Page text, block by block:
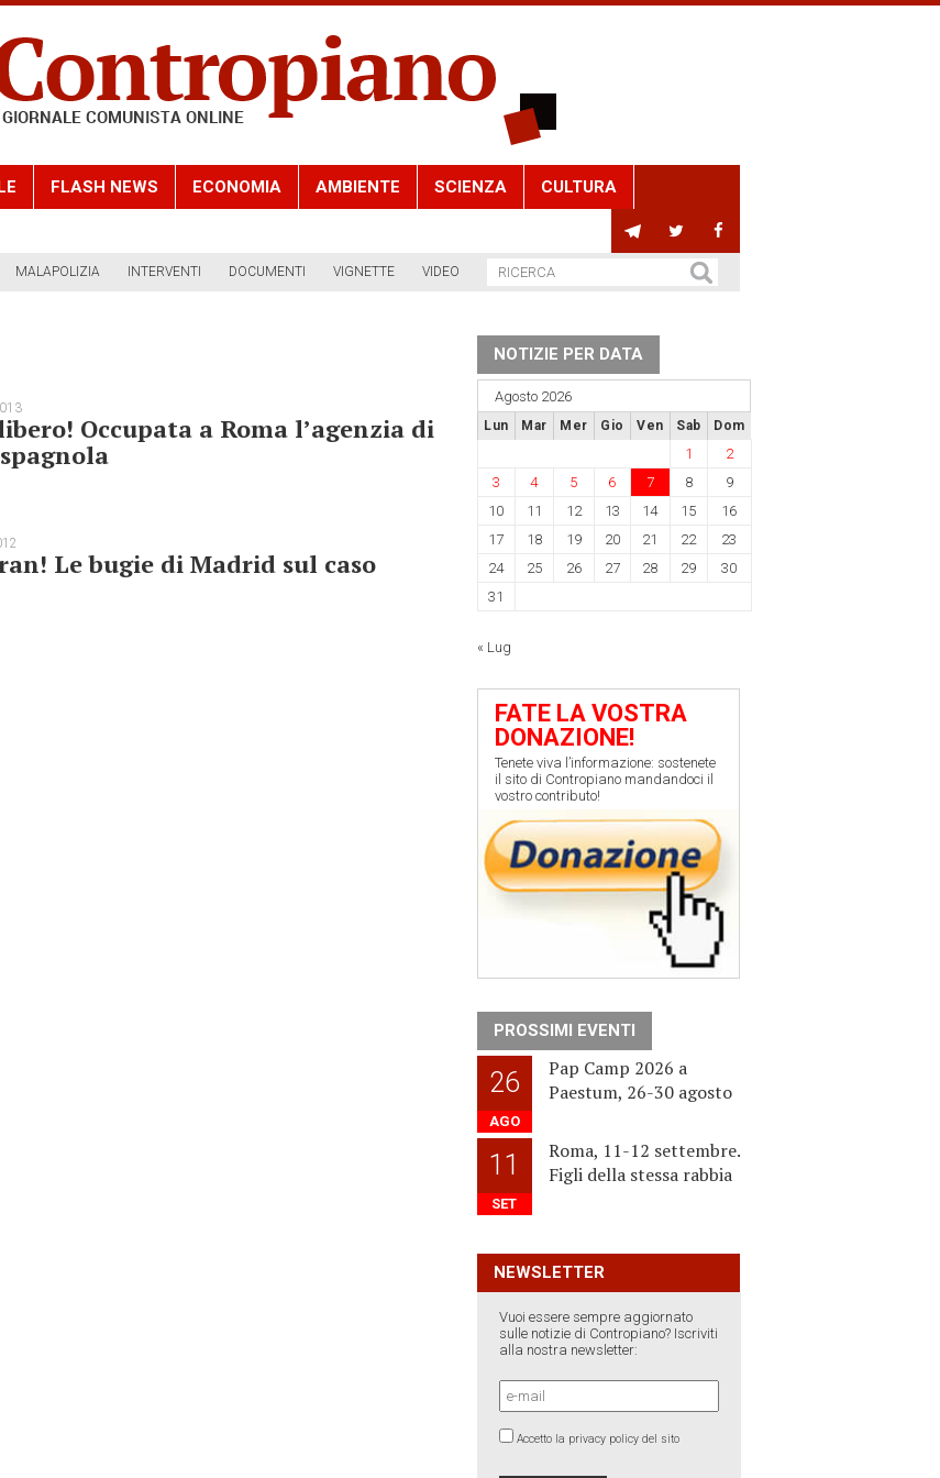
FLASH NEWS ECONOMIA AMBIENTE SCIENZA CULTURA
MALAPOLIZIA INTERVENTI DOCUMENTI VIGNETTE VIDEO
Occupata a Roma l’agenzia di
Le bugie di Madrid sul caso
NOTIZIE PER DATA
Agosto 2026
Lun Mar Mer Gio Ven Sab Dom
1
2
3
4 5 6 7 8
9
10
11 12 13 14 15
16
17
18 19 20 21 22
23
24
25 26 27 28 29
30
31
« Lug
FATE LA VOSTRA
DONAZIONE!
Tenete viva l’informazione: sostenete
il sito di Contropiano mandandoci il
vostro contributo!
PROSSIMI EVENTI
26
AGO
Pap Camp 2026 a
Paestum, 26-30 agosto
11
SET
Roma, 11-12 settembre.
Figli della stessa rabbia
NEWSLETTER
Vuoi essere sempre aggiornato
sulle notizie di Contropiano? Iscriviti
alla nostra newsletter:
Accetto la privacy policy del sito